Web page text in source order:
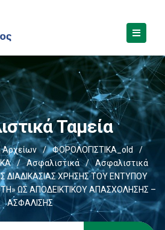
Ταμεία
Αρχείων / ΦΟΡΟΛΟΓΙΣΤΙΚΑ_old
/
/ Ασφαλιστικά /
Ασφαλιστικά
ΔΙΑΔΙΚΑΣΙΑΣ ΧΡΗΣΗΣ ΤΟΥ ΕΝΤΥΠΟΥ
ΩΣ ΑΠΟΔΕΙΚΤΙΚΟΥ ΑΠΑΣΧΟΛΗΣΗΣ –
ΑΣΦΑΛΙΣΗΣ